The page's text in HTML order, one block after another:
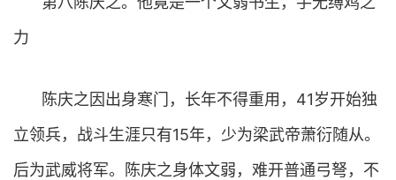
力
陈庆之因出身寒门，长年不得重用，41岁开始独
立领兵，战斗生涯只有15年，少为梁武帝萧衍随从。
后为武威将军。陈庆之身体文弱，难开普通弓弩，不